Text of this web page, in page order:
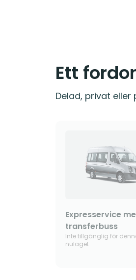
Ett
Delad, privat
Expresservice
transferbuss
Inte tillgänglig för
nuläget